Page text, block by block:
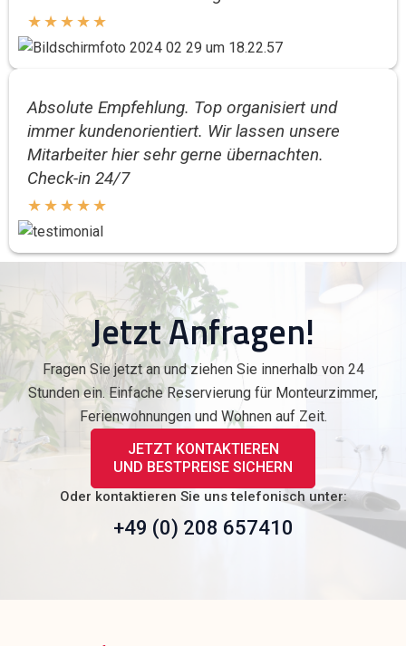
★★★★★
Absolute Empfehlung. Top organisiert und
immer kundenorientiert. Wir lassen unsere
Mitarbeiter hier sehr gerne übernachten.
Check-in 24/7
★★★★★
Jetzt Anfragen!
Fragen Sie jetzt an und ziehen Sie innerhalb von 24
Stunden ein. Einfache Reservierung für Monteurzimmer,
Ferienwohnungen und Wohnen auf Zeit.
JETZT KONTAKTIEREN
UND BESTPREISE SICHERN
Oder kontaktieren Sie uns telefonisch unter:
+49 (0) 208 657410